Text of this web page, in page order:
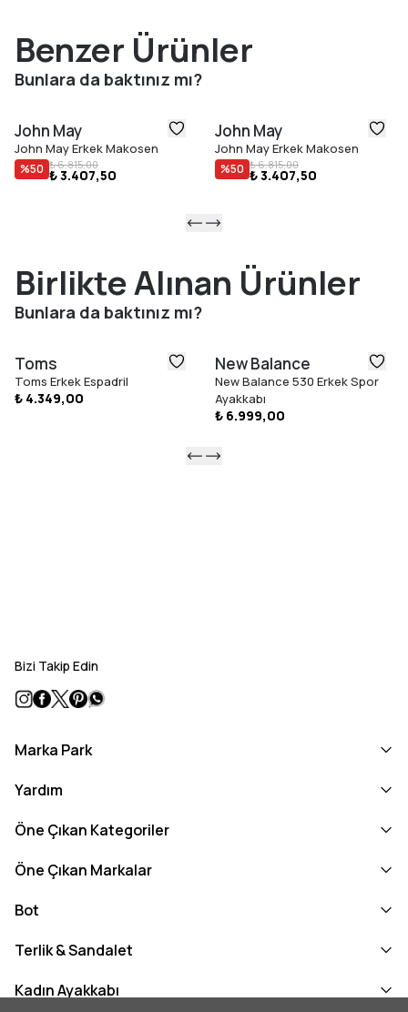
Benzer Ürünler
Bunlara da baktınız mı?
John May
John May Erkek Makosen
%50 ₺ 6.815,00
₺ 3.407,50
John May
John May Erkek Makosen
%50 ₺ 6.815,00
₺ 3.407,50
Birlikte Alınan Ürünler
Bunlara da baktınız mı?
Toms
Toms Erkek Espadril
₺ 4.349,00
New Balance
New Balance 530 Erkek Spor
Ayakkabı
₺ 6.999,00
Bizi Takip Edin
Marka Park
Yardım
Öne Çıkan Kategoriler
Öne Çıkan Markalar
Bot
Terlik & Sandalet
Kadın Ayakkabı